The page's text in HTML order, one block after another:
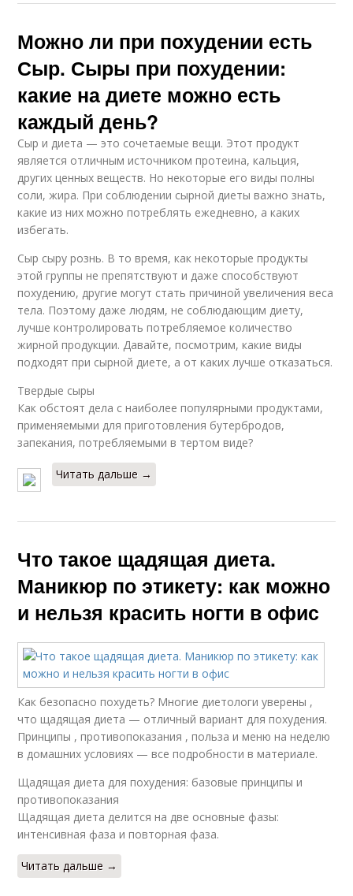
Можно ли при похудении есть
Сыр. Сыры при похудении:
какие на диете можно есть
каждый день?
Сыр и диета — это сочетаемые вещи. Этот продукт
является отличным источником протеина, кальция,
других ценных веществ. Но некоторые его виды полны
соли, жира. При соблюдении сырной диеты важно знать,
какие из них можно потреблять ежедневно, а каких
избегать.
Сыр сыру рознь. В то время, как некоторые продукты
этой группы не препятствуют и даже способствуют
похудению, другие могут стать причиной увеличения веса
тела. Поэтому даже людям, не соблюдающим диету,
лучше контролировать потребляемое количество
жирной продукции. Давайте, посмотрим, какие виды
подходят при сырной диете, а от каких лучше отказаться.
Твердые сыры
Как обстоят дела с наиболее популярными продуктами,
применяемыми для приготовления бутербродов,
запекания, потребляемыми в тертом виде?
Читать дальше →
Что такое щадящая диета.
Маникюр по этикету: как можно
и нельзя красить ногти в офис
Как безопасно похудеть? Многие диетологи уверены ,
что щадящая диета — отличный вариант для похудения.
Принципы , противопоказания , польза и меню на неделю
в домашних условиях — все подробности в материале.
Щадящая диета для похудения: базовые принципы и
противопоказания
Щадящая диета делится на две основные фазы:
интенсивная фаза и повторная фаза.
Читать дальше →